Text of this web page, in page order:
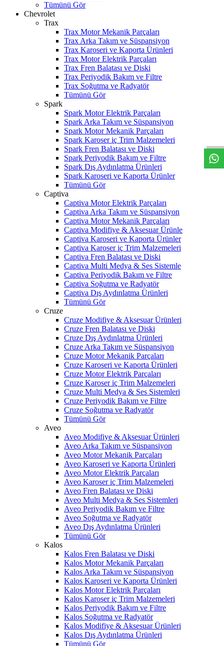
Tümünü Gör
Chevrolet
Trax
Trax Motor Mekanik Parçaları
Trax Arka Takım ve Süspansiyon
Trax Karoseri ve Kaporta Ürünleri
Trax Motor Elektrik Parçaları
Trax Fren Balatası ve Diski
Trax Periyodik Bakım ve Filtre
Trax Soğutma ve Radyatör
Tümünü Gör
Spark
Spark Motor Elektrik Parçaları
Spark Arka Takım ve Süspansiyon
Spark Motor Mekanik Parçaları
Spark Karoser iç Trim Malzemeleri
Spark Fren Balatası ve Diski
Spark Periyodik Bakım ve Filtre
Spark Dış Aydınlatma Ürünleri
Spark Karoseri ve Kaporta Ürünler
Tümünü Gör
Captiva
Captiva Motor Elektrik Parçaları
Captiva Arka Takım ve Süspansiyon
Captiva Motor Mekanik Parçaları
Captiva Modifiye & Aksesuar Ürünle
Captiva Karoseri ve Kaporta Ürünler
Captiva Karoser iç Trim Malzemeleri
Captiva Fren Balatası ve Diski
Captiva Multi Medya & Ses Sistemle
Captiva Periyodik Bakım ve Filtre
Captiva Soğutma ve Radyatör
Captiva Dış Aydınlatma Ürünleri
Tümünü Gör
Cruze
Cruze Modifiye & Aksesuar Ürünleri
Cruze Fren Balatası ve Diski
Cruze Dış Aydınlatma Ürünleri
Cruze Arka Takım ve Süspansiyon
Cruze Motor Mekanik Parçaları
Cruze Karoseri ve Kaporta Ürünleri
Cruze Motor Elektrik Parçaları
Cruze Karoser iç Trim Malzemeleri
Cruze Multi Medya & Ses Sistemleri
Cruze Periyodik Bakım ve Filtre
Cruze Soğutma ve Radyatör
Tümünü Gör
Aveo
Aveo Modifiye & Aksesuar Ürünleri
Aveo Arka Takım ve Süspansiyon
Aveo Motor Mekanik Parçaları
Aveo Karoseri ve Kaporta Ürünleri
Aveo Motor Elektrik Parçaları
Aveo Karoser iç Trim Malzemeleri
Aveo Fren Balatası ve Diski
Aveo Multi Medya & Ses Sistemleri
Aveo Periyodik Bakım ve Filtre
Aveo Soğutma ve Radyatör
Aveo Dış Aydınlatma Ürünleri
Tümünü Gör
Kalos
Kalos Fren Balatası ve Diski
Kalos Motor Mekanik Parçaları
Kalos Arka Takım ve Süspansiyon
Kalos Karoseri ve Kaporta Ürünleri
Kalos Motor Elektrik Parçaları
Kalos Karoser iç Trim Malzemeleri
Kalos Periyodik Bakım ve Filtre
Kalos Soğutma ve Radyatör
Kalos Modifiye & Aksesuar Ürünleri
Kalos Dış Aydınlatma Ürünleri
Tümünü Gör